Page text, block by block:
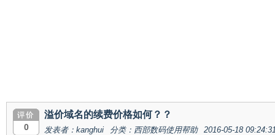
0
溢价域名的续费价格如何？？
发表者：kanghui 分类：西部数码使用帮助 2016-05-18